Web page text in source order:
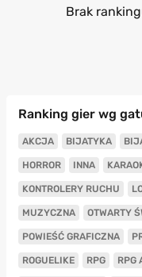
Brak
Ranking gier wg
AKCJA BIJATYKA
HORROR INNA
KONTROLERY RUCHU
MUZYCZNA OTWARTY
POWIEŚĆ GRAFICZNA
ROGUELIKE RPG RPG